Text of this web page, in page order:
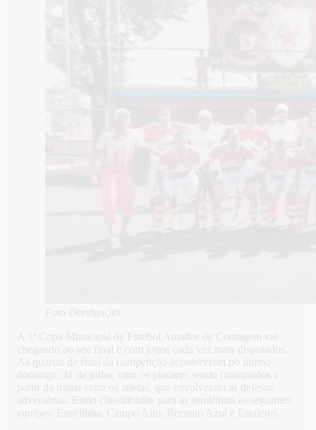
Foto Divulgação
A 1ª Copa Municipal de Futebol Amador de Contagem vai
chegando ao seu final e com jogos cada vez mais disputados.
As quartas de final da competição aconteceram no último
domingo, 31 de julho, com os placares sendo construídos a
partir da trama entre os atletas, que envolveram as defesas
adversárias. Estão classificadas para as semifinais as seguintes
equipes: Estrelinha, Campo Alto, Recanto Azul e Estaleiro.